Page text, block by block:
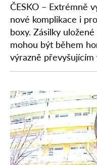
ČESKO – Extrémně
nové komplikace i
boxy. Zásilky
mohou být během
výrazně převyšujícím